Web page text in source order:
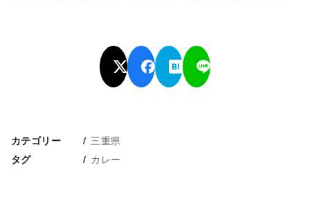
カテゴリー 三重県
タグ カレー